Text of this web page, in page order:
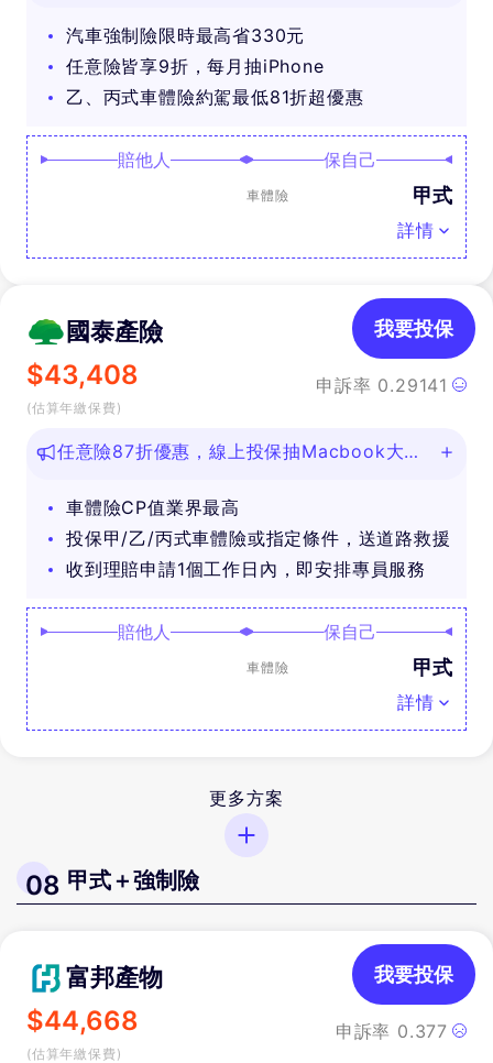
汽車強制險限時最高省330元
任意險皆享9折，每月抽iPhone
乙、丙式車體險約駕最低81折超優惠
賠他人 保自己
車體險 甲式
詳情
國泰產險
$43,408
(估算年繳保費)
申訴率 0.29141
我要投保
任意險87折優惠，線上投保抽Macbook大
車體險CP值業界最高
投保甲/乙/丙式車體險或指定條件，送道路救援
收到理賠申請1個工作日內，即安排專員服務
賠他人 保自己
車體險 甲式
詳情
更多方案
08 甲式＋強制險
富邦產物
$44,668
(估算年繳保費)
申訴率 0.377
我要投保